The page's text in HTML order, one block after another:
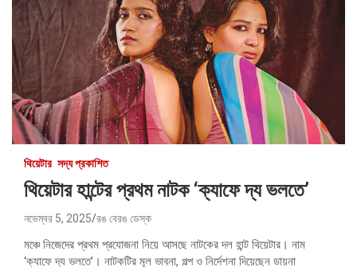
থিয়েটার সদ্য প্রকাশিত
থিয়েটার হান্টের প্রথম নাটক ‘ক্যাফে দ্য ভলতে’
নভেম্বর 5, 2025 রঙ বেরঙ ডেস্ক
মঞ্চে নিজেদের প্রথম প্রযোজনা নিয়ে আসছে নাটকের দল হান্ট থিয়েটার। নাম
‘ক্যাফে দ্য ভলতে’। নাটকটির মূল ভাবনা, গল্প ও নির্দেশনা দিয়েছেন ডায়না